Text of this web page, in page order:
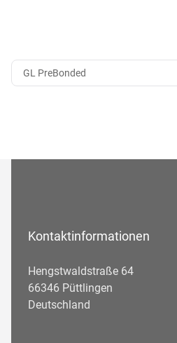
GL PreBonded
Kontaktinformationen
Hengstwaldstraße 64
66346 Püttlingen
Deutschland